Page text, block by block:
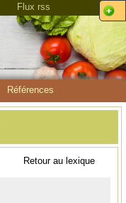
Flux rss
Références
Retour au lexique